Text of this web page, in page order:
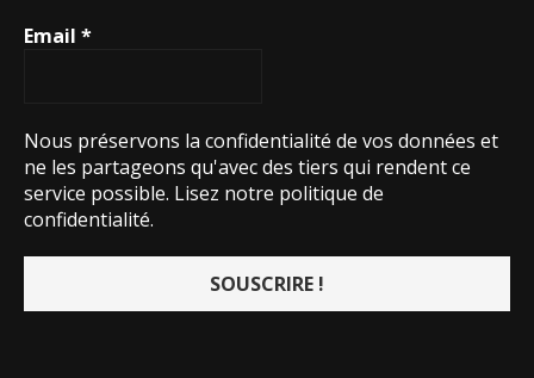
Email *
Nous préservons la confidentialité de vos données et
ne les partageons qu'avec des tiers qui rendent ce
service possible. Lisez notre politique de
confidentialité.